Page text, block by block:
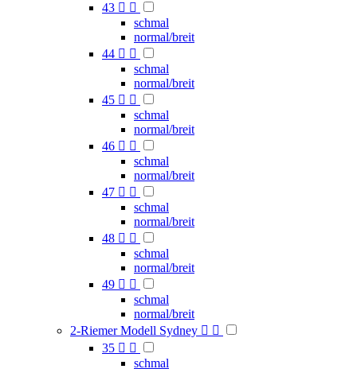
43  
schmal
normal/breit
44  
schmal
normal/breit
45  
schmal
normal/breit
46  
schmal
normal/breit
47  
schmal
normal/breit
48  
schmal
normal/breit
49  
schmal
normal/breit
2-Riemer Modell Sydney  
35  
schmal